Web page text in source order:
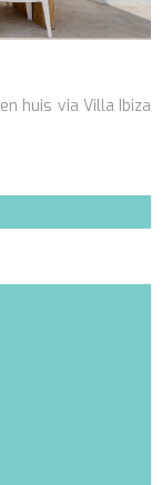
huis via Villa Ibiza